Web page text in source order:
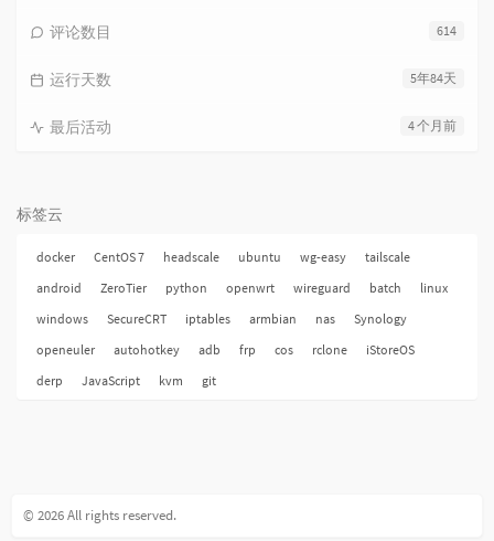
614
评论数目
5年84天
运行天数
4 个月前
最后活动
标签云
docker CentOS 7 headscale ubuntu wg-easy
tailscale
android
ZeroTier python openwrt wireguard batch
linux
windows
SecureCRT iptables armbian nas
Synology
openeuler
autohotkey adb frp cos rclone
iStoreOS
derp
JavaScript kvm git
© 2026 All rights reserved.